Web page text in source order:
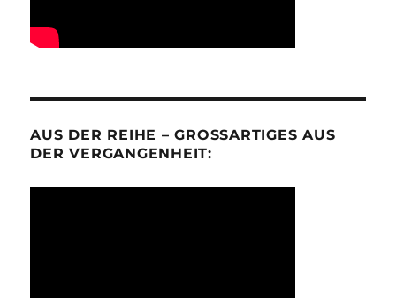
AUS DER REIHE – GROSSARTIGES AUS D
ER VERGANGENHEIT: